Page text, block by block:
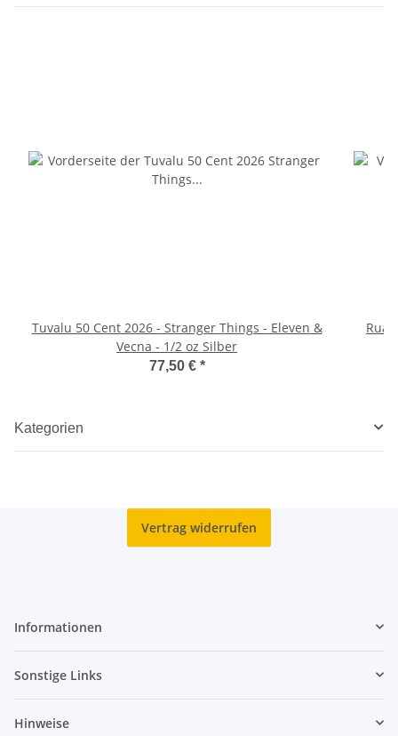
Tuvalu 50 Cent 2026 - Stranger Things - Eleven &
Vecna - 1/2 oz Silber
77,50 € *
Kategorien
Vertrag widerrufen
Informationen
Sonstige Links
Hinweise